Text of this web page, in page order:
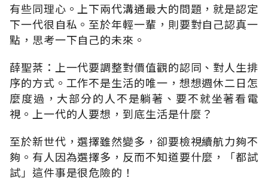
有些同理心。上下兩代溝通最大的問題，就是認定
下一代很自私。至於年輕一輩，則要對自己認真一
點，思考一下自己的未來。
薛聖棻：上一代要調整對價值觀的認同、對人生排
序的方式。工作不是生活的唯一，想想週休二日怎
麼度過，大部分的人不是躺著、要不就坐著看電
視。上一代的人要想，到底生活是什麼？
至於新世代，選擇雖然變多，卻要檢視續航力夠不
夠。有人因為選擇多，反而不知道要什麼，「都試
試」這件事是很危險的！